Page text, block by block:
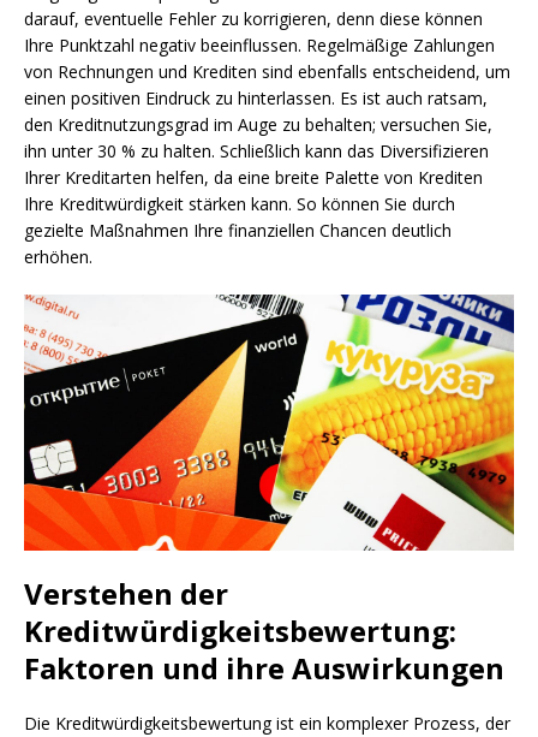
darauf, eventuelle Fehler zu korrigieren, denn diese können
Ihre Punktzahl negativ beeinflussen. Regelmäßige Zahlungen
von Rechnungen und Krediten sind ebenfalls entscheidend, um
einen positiven Eindruck zu hinterlassen. Es ist auch ratsam,
den Kreditnutzungsgrad im Auge zu behalten; versuchen Sie,
ihn unter 30 % zu halten. Schließlich kann das Diversifizieren
Ihrer Kreditarten helfen, da eine breite Palette von Krediten
Ihre Kreditwürdigkeit stärken kann. So können Sie durch
gezielte Maßnahmen Ihre finanziellen Chancen deutlich
erhöhen.
Verstehen der
Kreditwürdigkeitsbewertung:
Faktoren und ihre Auswirkungen
Die Kreditwürdigkeitsbewertung ist ein komplexer Prozess, der